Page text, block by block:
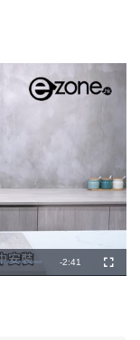
剩
-2:41
全
螢